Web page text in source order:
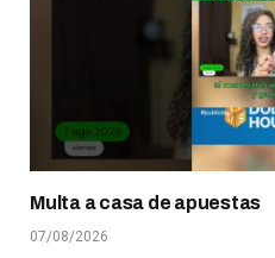
Multa a casa de apuestas
07/08/2026